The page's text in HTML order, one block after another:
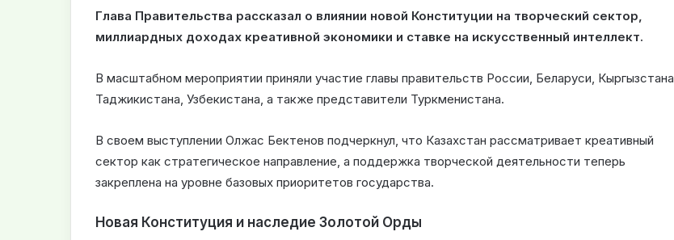
Глава Правительства рассказал о влиянии новой Конституции на творческий сектор,
миллиардных доходах креативной экономики и ставке на искусственный интеллект.
В масштабном мероприятии приняли участие главы правительств России, Беларуси, Кыргызстана,
Таджикистана, Узбекистана, а также представители Туркменистана.
В своем выступлении Олжас Бектенов подчеркнул, что Казахстан рассматривает креативный
сектор как стратегическое направление, а поддержка творческой деятельности теперь
закреплена на уровне базовых приоритетов государства.
Новая Конституция и наследие Золотой Орды